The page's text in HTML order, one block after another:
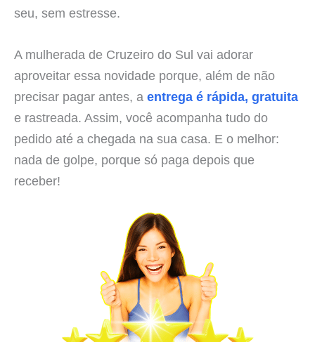
seu, sem estresse.
A mulherada de Cruzeiro do Sul vai adorar
aproveitar essa novidade porque, além de não
precisar pagar antes, a entrega é rápida, gratuita
e rastreada. Assim, você acompanha tudo do
pedido até a chegada na sua casa. E o melhor:
nada de golpe, porque só paga depois que
receber!